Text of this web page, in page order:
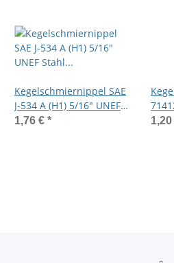
Kegelschmiernippel SAE
J-534 A (H1) 5/16" UNEF
Stahl verzinkt
1,76 € *